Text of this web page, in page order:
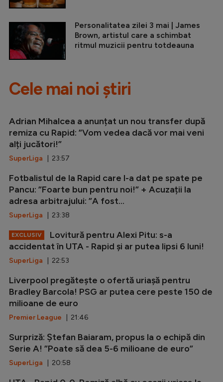
Personalitatea zilei 3 mai | James
Brown, artistul care a schimbat
ritmul muzicii pentru totdeauna
Cele mai noi știri
Adrian Mihalcea a anunțat un nou transfer după
remiza cu Rapid: ”Vom vedea dacă vor mai veni
alți jucători!”
SuperLiga | 23:57
Fotbalistul de la Rapid care l-a dat pe spate pe
Pancu: ”Foarte bun pentru noi!” + Acuzații la
adresa arbitrajului: ”A fost...
SuperLiga | 23:38
EXCLUSIV
Lovitură pentru Alexi Pitu: s-a
accidentat în UTA - Rapid și ar putea lipsi 6 luni!
SuperLiga | 22:53
Liverpool pregătește o ofertă uriașă pentru
Bradley Barcola! PSG ar putea cere peste 150 de
milioane de euro
Premier League | 21:46
Surpriză: Ștefan Baiaram, propus la o echipă din
Serie A! ”Poate să dea 5-6 milioane de euro”
SuperLiga | 20:58